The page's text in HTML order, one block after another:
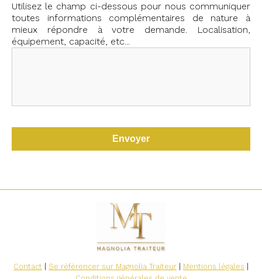
Utilisez le champ ci-dessous pour nous communiquer
toutes informations complémentaires de nature à
mieux répondre à votre demande. Localisation,
équipement, capacité, etc...
Contact Se référencer sur Magnolia Traiteur Mentions légales